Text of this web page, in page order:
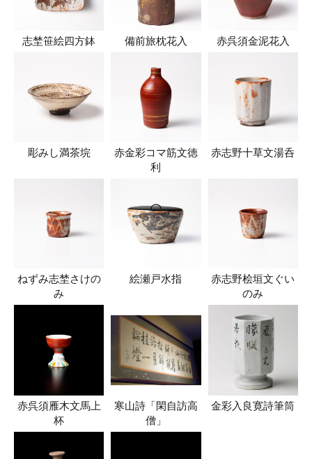
志埜笹絵四方鉢 備前旅枕花入 赤呉須金泥花入
彫みし満茶垸
赤金彩コマ筋文徳
利
赤志野十草文湯呑
ねずみ志埜さけの
み
絵瀬戸水指
赤志野桧垣文ぐい
のみ
赤呉須雁木文馬上
杯
寒山詩「閑自訪高
僧」
金彩入良寛詩筆筒